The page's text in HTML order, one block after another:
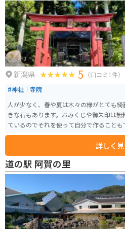
新潟県 5 （口コミ1件）
#神社｜寺院
人が少なく、春や夏は木々の緑がとても
きな石もあります。おみくじや御朱印は
ているのでそれを使って自分で作ること
が売っているところに人はおらず、自分
でした。小さな神社ですが、全体的に綺麗
詳しく
道の駅 阿賀の里